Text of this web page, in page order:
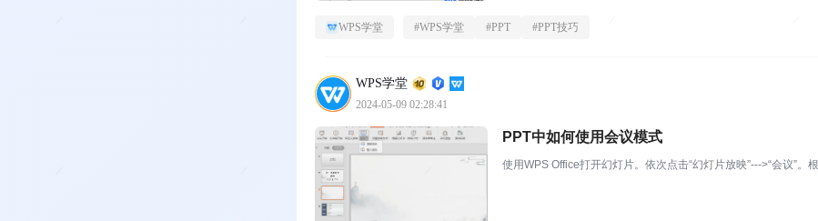
WPS学堂 #WPS学堂 #PPT #PPT技巧
WPS学堂
2024-05-09 02:28:41
PPT中如何使用会议模式
使用WPS Office打开幻灯片。依次点击“幻灯片放映”--->“会议”。